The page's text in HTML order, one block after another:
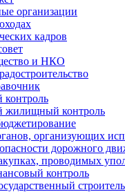
организации
кадров
и НКО
жилищный контроль
организующих
дорожного
проводимых
контроль